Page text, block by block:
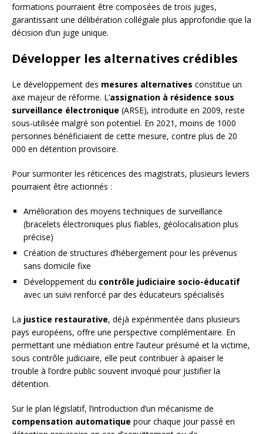
formations pourraient être composées de trois juges,
garantissant une délibération collégiale plus approfondie que la
décision d’un juge unique.
Développer les alternatives crédibles
Le développement des mesures alternatives constitue un
axe majeur de réforme. L’assignation à résidence sous
surveillance électronique (ARSE), introduite en 2009, reste
sous-utilisée malgré son potentiel. En 2021, moins de 1000
personnes bénéficiaient de cette mesure, contre plus de 20
000 en détention provisoire.
Pour surmonter les réticences des magistrats, plusieurs leviers
pourraient être actionnés :
Amélioration des moyens techniques de surveillance
(bracelets électroniques plus fiables, géolocalisation plus
précise)
Création de structures d’hébergement pour les prévenus
sans domicile fixe
Développement du contrôle judiciaire socio-éducatif
avec un suivi renforcé par des éducateurs spécialisés
La justice restaurative, déjà expérimentée dans plusieurs
pays européens, offre une perspective complémentaire. En
permettant une médiation entre l’auteur présumé et la victime,
sous contrôle judiciaire, elle peut contribuer à apaiser le
trouble à l’ordre public souvent invoqué pour justifier la
détention.
Sur le plan législatif, l’introduction d’un mécanisme de
compensation automatique pour chaque jour passé en